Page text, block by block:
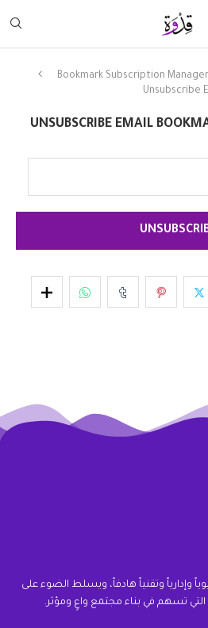
Bookmark Subscription
Unsubscribe
UNSUBSCRIBE EMAIL
وإدارياً وتقنياً هادفاً، ويسلط الضوء على
التي تسهم في بناء مجتمع واعٍ ومؤثر.